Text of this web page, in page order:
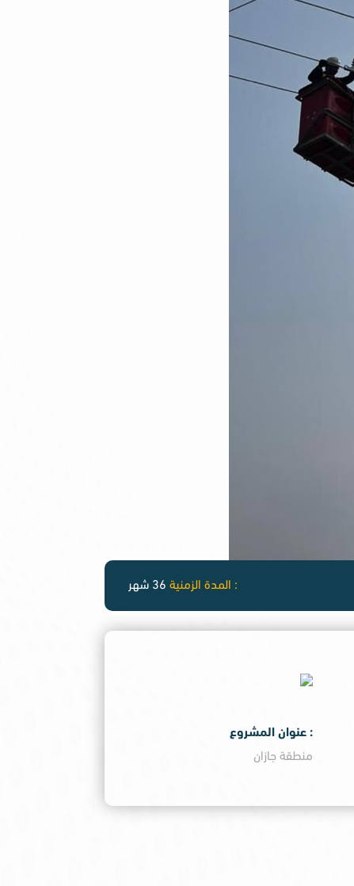
: المدة الزمنية 36 شهر
: عنوان المشروع
منطقة جازان